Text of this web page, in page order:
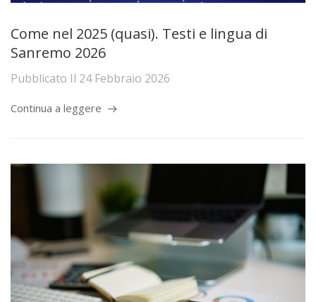
Come nel 2025 (quasi). Testi e lingua di
Sanremo 2026
Pubblicato Il 24 Febbraio 2026
Continua a leggere